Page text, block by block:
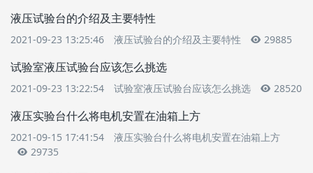
液压试验台的介绍及主要特性
2021-09-23 13:25:46 液压试验台的介绍及主要特性 29885
试验室液压试验台应该怎么挑选
2021-09-23 13:22:54 试验室液压试验台应该怎么挑选 28520
液压实验台什么将电机安置在油箱上方
2021-09-15 17:41:54
液压实验台什么将电机安置在油箱上方
29735